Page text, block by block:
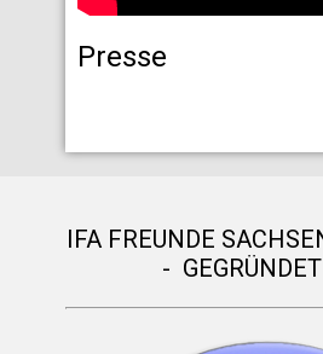
Presse
IFA FREUNDE
-